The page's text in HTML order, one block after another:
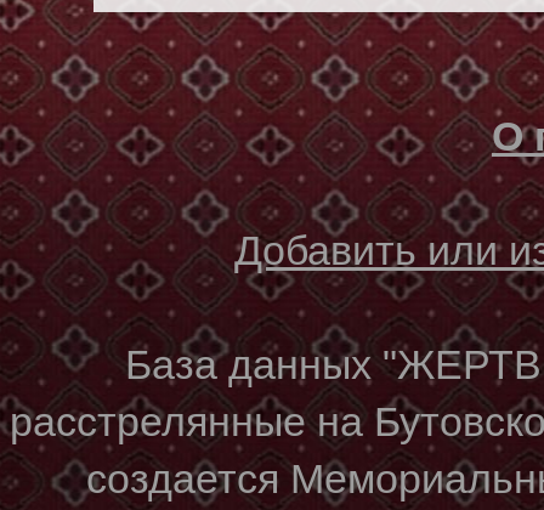
О
Добавить или
База данных
расстрелянные на
создается